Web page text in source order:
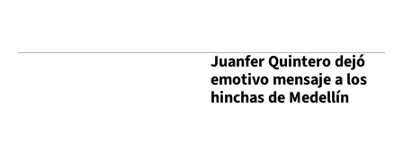
Juanfer Quintero dejó
emotivo mensaje a los
hinchas de Medellín